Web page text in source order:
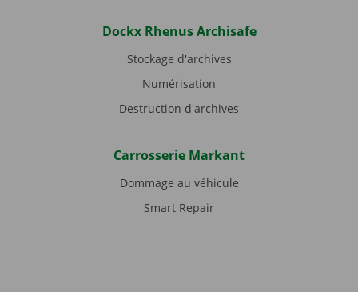
Dockx Rhenus Archisafe
Stockage d'archives
Numérisation
Destruction d'archives
Carrosserie Markant
Dommage au véhicule
Smart Repair